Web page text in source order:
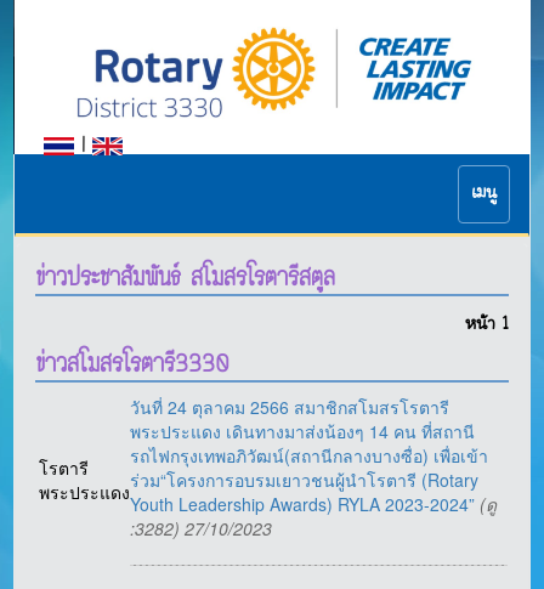
|
เมนู
ข่าวประชาสัมพันธ์ สโมสรโรตารีสตูล
หน้า 1
ข่าวสโมสรโรตารี3330
โรตารี
พระประแดง
วันที่ 24 ตุลาคม 2566 สมาชิกสโมสรโรตารี
พระประแดง เดินทางมาส่งน้องๆ 14 คน ที่สถานี
รถไฟกรุงเทพอภิวัฒน์(สถานีกลางบางซื่อ) เพื่อเข้า
ร่วม“โครงการอบรมเยาวชนผู้นำโรตารี (Rotary
Youth Leadership Awards) RYLA 2023-2024” (ดู
:3282) 27/10/2023